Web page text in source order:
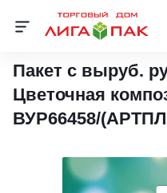
Пакеты с вырубной ручкой
Пакет с выруб.
Цветочная
ВУР66458/